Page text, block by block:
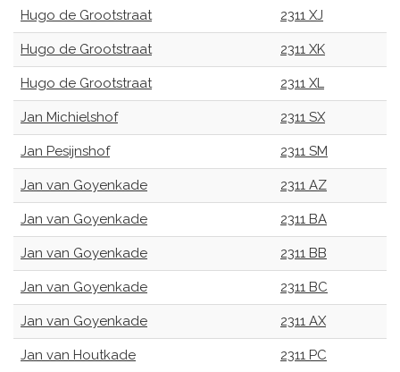
Hugo de Grootstraat 2311 XJ
Hugo de Grootstraat 2311 XK
Hugo de Grootstraat 2311 XL
Jan Michielshof 2311 SX
Jan Pesijnshof 2311 SM
Jan van Goyenkade 2311 AZ
Jan van Goyenkade 2311 BA
Jan van Goyenkade 2311 BB
Jan van Goyenkade 2311 BC
Jan van Goyenkade 2311 AX
Jan van Houtkade 2311 PC